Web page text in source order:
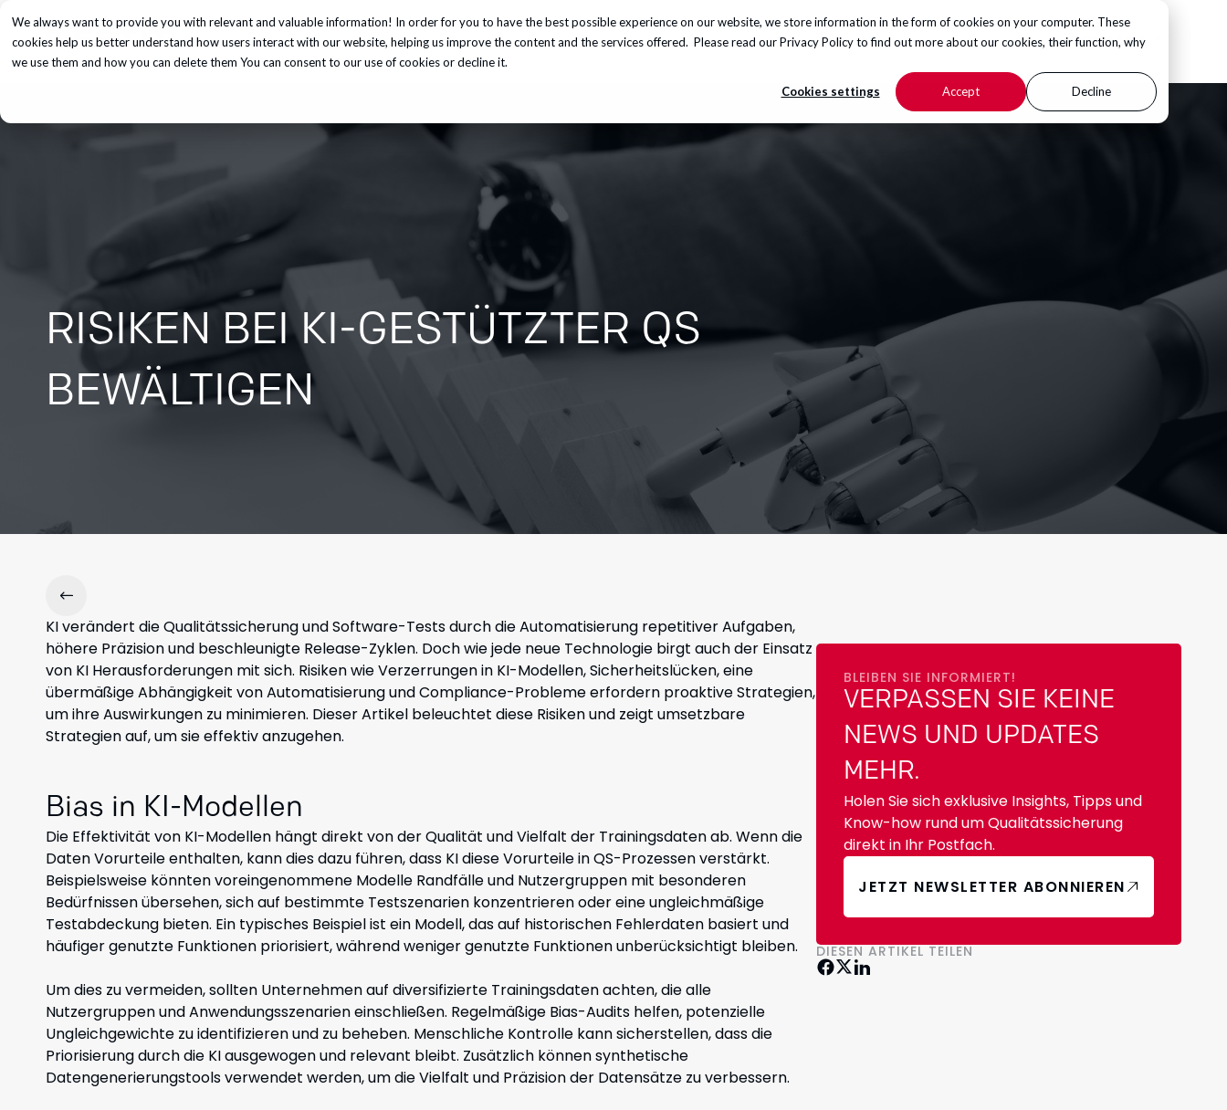
We always want to provide you with relevant and valuable information! In order for you to have the best possible experience on our website, we store information in the form of cookies on your computer. These
cookies help us better understand how users interact with our website, helping us improve the content and the services offered. Please read ourPrivacy Policyto find out more about our cookies, their function, why
we use them and how you can delete them You can consent to our use of cookies or decline it.
Cookies settings Accept Decline
Unsere Dienstleistungen Insights Über uns Karriere Info-Hub KONTAKT
RISIKEN BEI KI-GESTÜTZTER QS
BEWÄLTIGEN
KI verändert die Qualitätssicherung und Software-Tests durch die Automatisierung repetitiver Aufgaben,
höhere Präzision und beschleunigte Release-Zyklen. Doch wie jede neue Technologie birgt auch der Einsatz
von KI Herausforderungen mit sich. Risiken wie Verzerrungen in KI-Modellen, Sicherheitslücken, eine
übermäßige Abhängigkeit von Automatisierung und Compliance-Probleme erfordern proaktive Strategien,
um ihre Auswirkungen zu minimieren. Dieser Artikel beleuchtet diese Risiken und zeigt umsetzbare
Strategien auf, um sie effektiv anzugehen.
Bias in KI-Modellen
Die Effektivität von KI-Modellen hängt direkt von der Qualität und Vielfalt der Trainingsdaten ab. Wenn die
Daten Vorurteile enthalten, kann dies dazu führen, dass KI diese Vorurteile in QS-Prozessen verstärkt.
Beispielsweise könnten voreingenommene Modelle Randfälle und Nutzergruppen mit besonderen
Bedürfnissen übersehen, sich auf bestimmte Testszenarien konzentrieren oder eine ungleichmäßige
Testabdeckung bieten. Ein typisches Beispiel ist ein Modell, das auf historischen Fehlerdaten basiert und
häufiger genutzte Funktionen priorisiert, während weniger genutzte Funktionen unberücksichtigt bleiben.
Um dies zu vermeiden, sollten Unternehmen auf diversifizierte Trainingsdaten achten, die alle
Nutzergruppen und Anwendungsszenarien einschließen. Regelmäßige Bias-Audits helfen, potenzielle
Ungleichgewichte zu identifizieren und zu beheben. Menschliche Kontrolle kann sicherstellen, dass die
Priorisierung durch die KI ausgewogen und relevant bleibt. Zusätzlich können synthetische
Datengenerierungstools verwendet werden, um die Vielfalt und Präzision der Datensätze zu verbessern.
BLEIBEN SIE INFORMIERT!
VERPASSEN SIE KEINE
NEWS UND UPDATES
MEHR.
Holen Sie sich exklusive Insights, Tipps und
Know-how rund um Qualitätssicherung
direkt in Ihr Postfach.
JETZT NEWSLETTER ABONNIEREN
DIESEN ARTIKEL TEILEN